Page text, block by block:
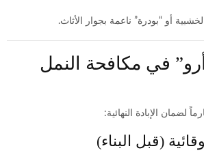
أو “بودرة” ناعمة بجوار الأثاث.
في مكافحة النمل
لضمان الإبادة النهائية:
(قبل البناء)